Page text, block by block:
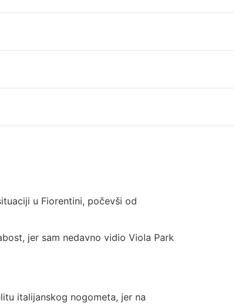
u Fiorentini, počevši od
jer sam nedavno vidio Viola Park
italijanskog nogometa, jer na